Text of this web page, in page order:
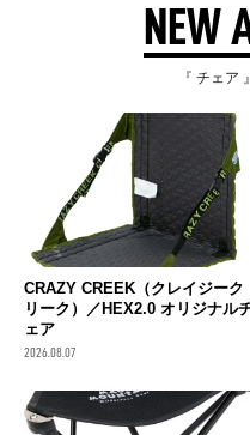
NEW
『 チェア
CRAZY CREEK（クレイジーク
リーク）／HEX2.0 オリジナル
ェア
2026.08.07